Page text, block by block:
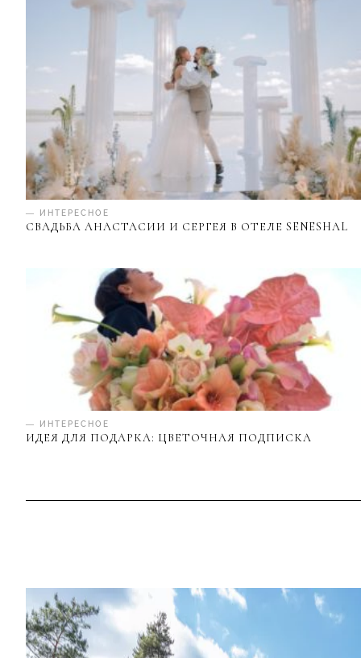
— ИНТЕРЕСНОЕ
СВАДЬБА АНАСТАСИИ И СЕРГЕЯ В ОТЕЛЕ SENESHAL
— ИНТЕРЕСНОЕ
ИДЕЯ ДЛЯ ПОДАРКА: ЦВЕТОЧНАЯ ПОДПИСКА